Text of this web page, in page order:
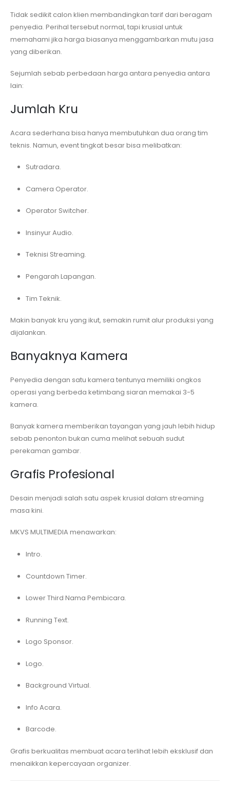
Tidak sedikit calon klien membandingkan tarif dari beragam
penyedia. Perihal tersebut normal, tapi krusial untuk
memahami jika harga biasanya menggambarkan mutu jasa
yang diberikan.
Sejumlah sebab perbedaan harga antara penyedia antara
lain:
Jumlah Kru
Acara sederhana bisa hanya membutuhkan dua orang tim
teknis. Namun, event tingkat besar bisa melibatkan:
Sutradara.
Camera Operator.
Operator Switcher.
Insinyur Audio.
Teknisi Streaming.
Pengarah Lapangan.
Tim Teknik.
Makin banyak kru yang ikut, semakin rumit alur produksi yang
dijalankan.
Banyaknya Kamera
Penyedia dengan satu kamera tentunya memiliki ongkos
operasi yang berbeda ketimbang siaran memakai 3-5
kamera.
Banyak kamera memberikan tayangan yang jauh lebih hidup
sebab penonton bukan cuma melihat sebuah sudut
perekaman gambar.
Grafis Profesional
Desain menjadi salah satu aspek krusial dalam streaming
masa kini.
MKVS MULTIMEDIA menawarkan:
Intro.
Countdown Timer.
Lower Third Nama Pembicara.
Running Text.
Logo Sponsor.
Logo.
Background Virtual.
Info Acara.
Barcode.
Grafis berkualitas membuat acara terlihat lebih eksklusif dan
menaikkan kepercayaan organizer.